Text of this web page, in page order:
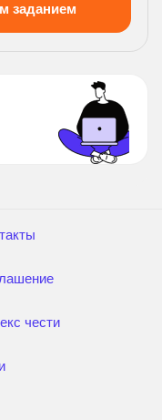
заданием
чести